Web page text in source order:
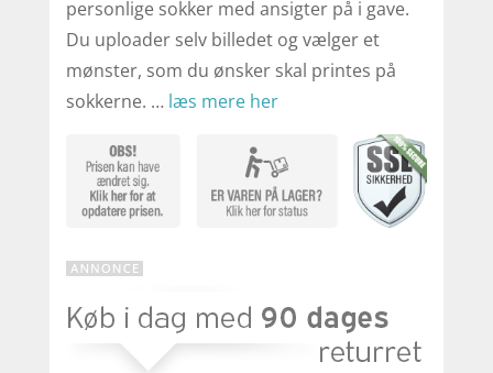
personlige sokker med ansigter på i gave.
Du uploader selv billedet og vælger et
mønster, som du ønsker skal printes på
sokkerne. … læs mere her